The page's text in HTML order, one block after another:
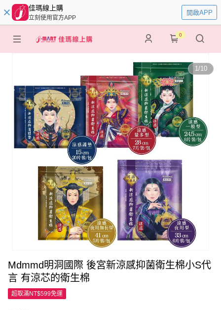
佳瑪線上購
立刻使用官方APP
開啟APP
0
1/10
Mdmmd明洞國際 後宮新涼感抑菌衛生棉小S代
言 有涼芯的衛生棉
超取滿NT$599免運